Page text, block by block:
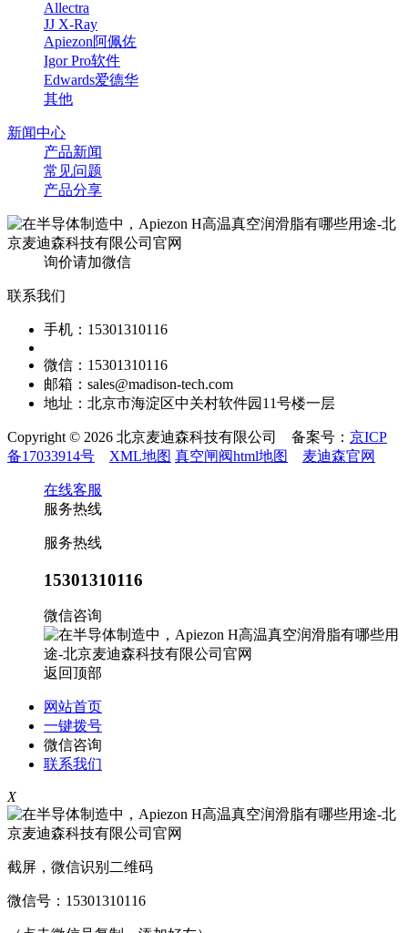
Allectra
JJ X-Ray
Apiezon阿佩佐
Igor Pro软件
Edwards爱德华
其他
新闻中心
产品新闻
常见问题
产品分享
询价请加微信
联系我们
手机：15301310116
微信：15301310116
邮箱：sales@madison-tech.com
地址：北京市海淀区中关村软件园11号楼一层
Copyright © 2026 北京麦迪森科技有限公司 备案号： 京ICP
备17033914号
XML地图 真空闸阀html地图 麦迪森官网
在线客服
服务热线
服务热线
15301310116
微信咨询
返回顶部
网站首页
一键拨号
微信咨询
联系我们
X
截屏，微信识别二维码
微信号： 15301310116